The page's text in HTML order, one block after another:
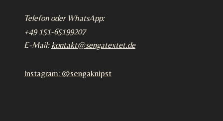
Telefon oder WhatsApp:
+49 151-65199207
E-Mail: kontakt@sengatextet.de
Instagram: @sengaknipst